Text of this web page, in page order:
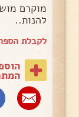
מוקרם
להנות..
לקבלת